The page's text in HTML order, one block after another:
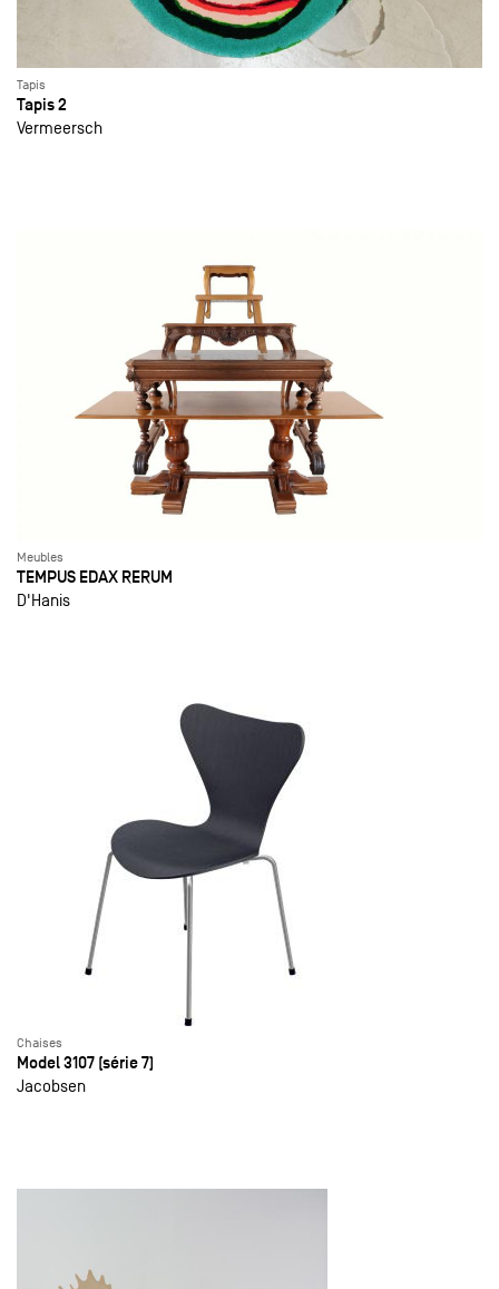
Tapis
Tapis 2
Vermeersch
Meubles
TEMPUS EDAX RERUM
D'Hanis
Chaises
Model 3107 (série 7)
Jacobsen